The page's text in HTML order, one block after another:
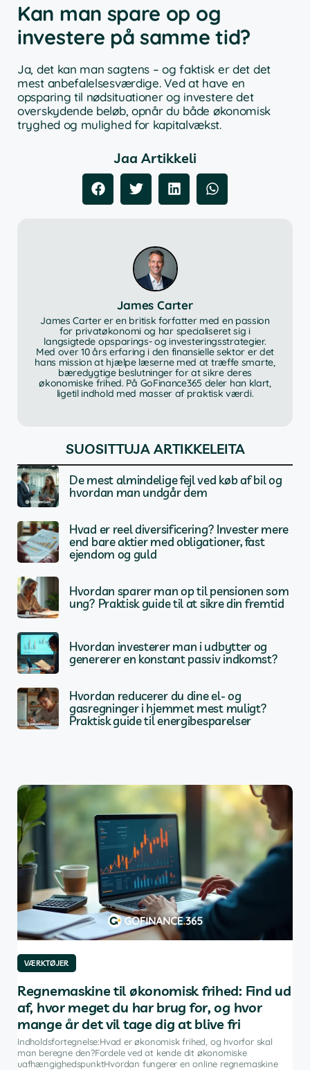
Kan man spare op og
investere på samme tid?
Ja, det kan man sagtens – og faktisk er det det
mest anbefalelsesværdige. Ved at have en
opsparing til nødsituationer og investere det
overskydende beløb, opnår du både økonomisk
tryghed og mulighed for kapitalvækst.
Jaa Artikkeli
James Carter
James Carter er en britisk forfatter med en passion
for privatøkonomi og har specialiseret sig i
langsigtede opsparings- og investeringsstrategier.
Med over 10 års erfaring i den finansielle sektor er det
hans mission at hjælpe læserne med at træffe smarte,
bæredygtige beslutninger for at sikre deres
økonomiske frihed. På GoFinance365 deler han klart,
ligetil indhold med masser af praktisk værdi.
SUOSITTUJA ARTIKKELEITA
De mest almindelige fejl ved køb af bil og
hvordan man undgår dem
Hvad er reel diversificering? Invester mere
end bare aktier med obligationer, fast
ejendom og guld
Hvordan sparer man op til pensionen som
ung? Praktisk guide til at sikre din fremtid
Hvordan investerer man i udbytter og
genererer en konstant passiv indkomst?
Hvordan reducerer du dine el- og
gasregninger i hjemmet mest muligt?
Praktisk guide til energibesparelser
VÆRKTØJER
Regnemaskine til økonomisk frihed: Find ud
af, hvor meget du har brug for, og hvor
mange år det vil tage dig at blive fri
Indholdsfortegnelse:Hvad er økonomisk frihed, og hvorfor skal
man beregne den?Fordele ved at kende dit økonomiske
uafhængighedspunktHvordan fungerer en online regnemaskine